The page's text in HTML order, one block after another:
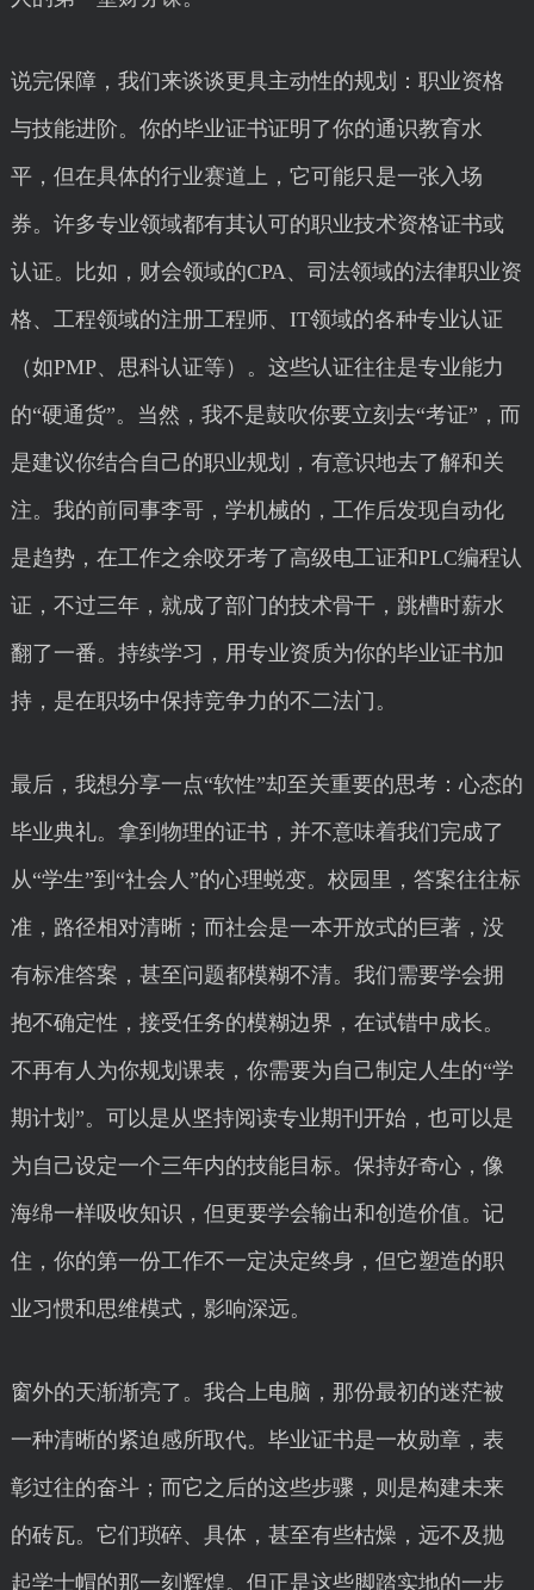
说完保障，我们来谈谈更具主动性的规划：职业资格
与技能进阶。你的毕业证书证明了你的通识教育水
平，但在具体的行业赛道上，它可能只是一张入场
券。许多专业领域都有其认可的职业技术资格证书或
认证。比如，财会领域的CPA、司法领域的法律职业资
格、工程领域的注册工程师、IT领域的各种专业认证
（如PMP、思科认证等）。这些认证往往是专业能力
的“硬通货”。当然，我不是鼓吹你要立刻去“考证”，而
是建议你结合自己的职业规划，有意识地去了解和关
注。我的前同事李哥，学机械的，工作后发现自动化
是趋势，在工作之余咬牙考了高级电工证和PLC编程认
证，不过三年，就成了部门的技术骨干，跳槽时薪水
翻了一番。持续学习，用专业资质为你的毕业证书加
持，是在职场中保持竞争力的不二法门。
最后，我想分享一点“软性”却至关重要的思考：心态的
毕业典礼。拿到物理的证书，并不意味着我们完成了
从“学生”到“社会人”的心理蜕变。校园里，答案往往标
准，路径相对清晰；而社会是一本开放式的巨著，没
有标准答案，甚至问题都模糊不清。我们需要学会拥
抱不确定性，接受任务的模糊边界，在试错中成长。
不再有人为你规划课表，你需要为自己制定人生的“学
期计划”。可以是从坚持阅读专业期刊开始，也可以是
为自己设定一个三年内的技能目标。保持好奇心，像
海绵一样吸收知识，但更要学会输出和创造价值。记
住，你的第一份工作不一定决定终身，但它塑造的职
业习惯和思维模式，影响深远。
窗外的天渐渐亮了。我合上电脑，那份最初的迷茫被
一种清晰的紧迫感所取代。毕业证书是一枚勋章，表
彰过往的奋斗；而它之后的这些步骤，则是构建未来
的砖瓦。它们琐碎、具体，甚至有些枯燥，远不及抛
起学士帽的那一刻辉煌。但正是这些脚踏实地的一步